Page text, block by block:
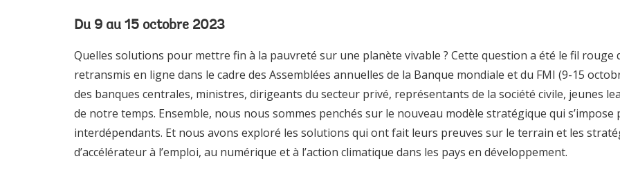
Du 9 au 15 octobre 2023
Quelles solutions pour mettre fin à la pauvreté sur une planète vivable ? Cette question a été le fil rouge
retransmis en ligne dans le cadre des Assemblées annuelles de la Banque mondiale et du FMI (9-15
des banques centrales, ministres, dirigeants du secteur privé, représentants de la société civile, jeunes
de notre temps. Ensemble, nous nous sommes penchés sur le nouveau modèle stratégique qui
interdépendants. Et nous avons exploré les solutions qui ont fait leurs preuves sur le terrain et les
d’accélérateur à l’emploi, au numérique et à l’action climatique dans les pays en développement.